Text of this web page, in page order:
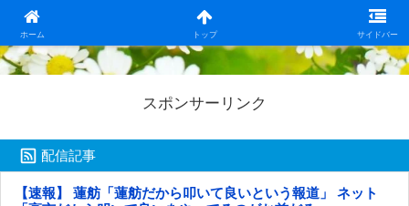
ホーム トップ サイドバー
日本第一！ニュース録
スポンサーリンク
配信記事
【速報】 蓮舫「蓮舫だから叩いて良いという報道」 ネット